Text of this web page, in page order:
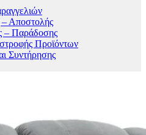
Αποστολής
– Παράδοσης
Προϊόντων
Συντήρησης